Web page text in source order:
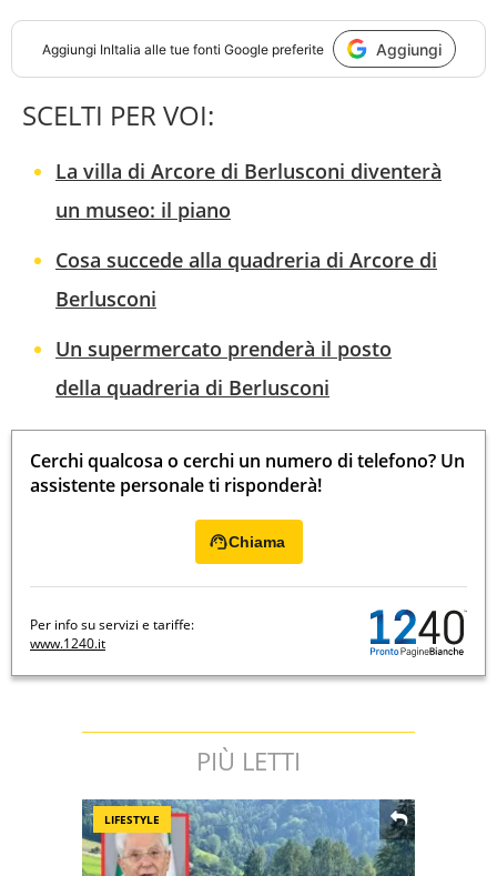
Aggiungi InItalia alle tue fonti Google preferite Aggiungi
SCELTI PER VOI:
La villa di Arcore di Berlusconi diventerà
un museo: il piano
Cosa succede alla quadreria di Arcore di
Berlusconi
Un supermercato prenderà il posto
della quadreria di Berlusconi
Cerchi qualcosa o cerchi un numero di telefono? Un
assistente personale ti risponderà!
Chiama
Per info su servizi e tariffe:
www.1240.it
PIÙ LETTI
LIFESTYLE